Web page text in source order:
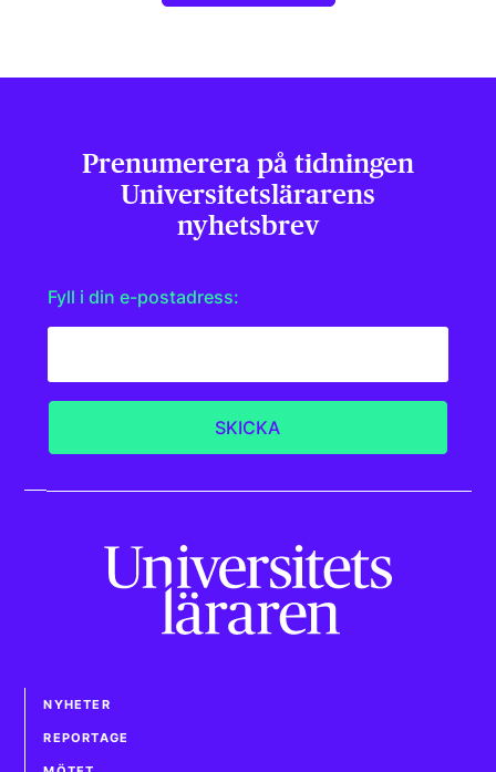
Prenumerera på tidningen
Universitets­lärarens
nyhetsbrev
Fyll i din e-postadress:
NYHETER
REPORTAGE